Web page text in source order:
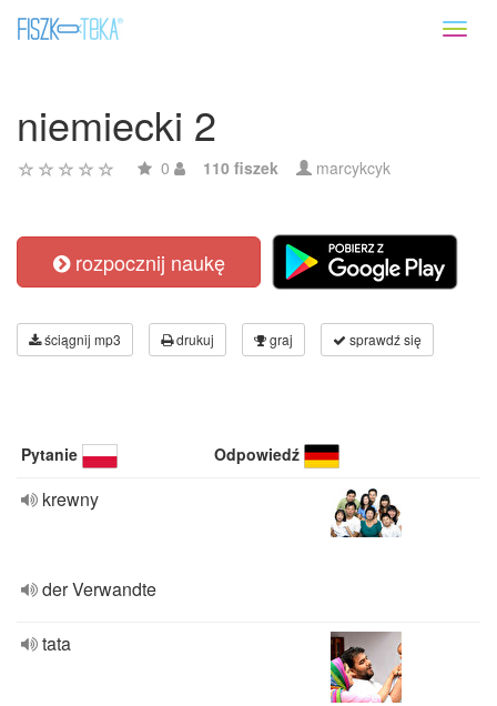
niemiecki 2
0 110 fiszek marcykcyk
rozpocznij naukę
ściągnij mp3 drukuj graj sprawdź się
Pytanie Odpowiedź
krewny
der Verwandte
tata